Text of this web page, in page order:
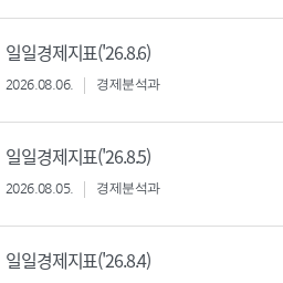
일일경제지표('26.8.6)
2026.08.06. 경제분석과
일일경제지표('26.8.5)
2026.08.05. 경제분석과
일일경제지표('26.8.4)